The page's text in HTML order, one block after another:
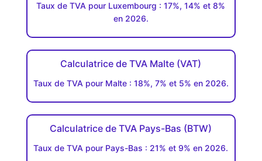
Taux de TVA pour Luxembourg : 17%, 14% et 8%
en 2026.
Calculatrice de TVA Malte (VAT)
Taux de TVA pour Malte : 18%, 7% et 5% en 2026.
Calculatrice de TVA Pays-Bas (BTW)
Taux de TVA pour Pays-Bas : 21% et 9% en 2026.